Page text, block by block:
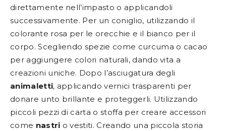
direttamente nell’impasto o applicandoli
successivamente. Per un coniglio, utilizzando il
colorante rosa per le orecchie e il bianco per il
corpo. Scegliendo spezie come curcuma o cacao
per aggiungere colori naturali, dando vita a
creazioni uniche. Dopo l’asciugatura degli
animaletti, applicando vernici trasparenti per
donare unto brillante e proteggerli. Utilizzando
piccoli pezzi di carta o stoffa per creare accessori
come nastri o vestiti. Creando una piccola storia